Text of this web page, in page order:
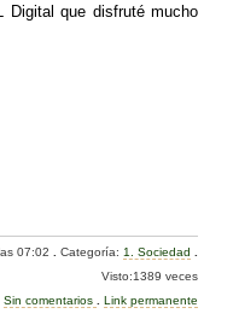
Digital que disfruté mucho
07:02 .Categoría: 1. Sociedad
Visto:1389 veces
Sin comentarios
Link permanente